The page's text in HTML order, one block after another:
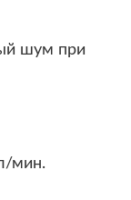
шум при
мин.